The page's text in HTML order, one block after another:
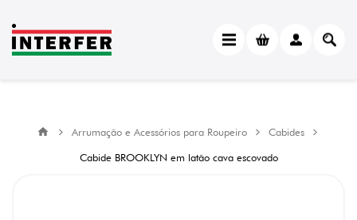
Arrumação e Acessórios para Roupeiro
Cabides
Cabide BROOKLYN em latão cava escovado